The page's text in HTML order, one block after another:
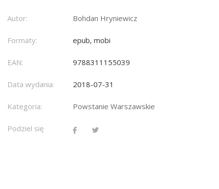
Autor: Bohdan Hryniewicz
Formaty: epub, mobi
EAN: 9788311155039
Data wydania: 2018-07-31
Kategoria: Powstanie Warszawskie
Podziel się